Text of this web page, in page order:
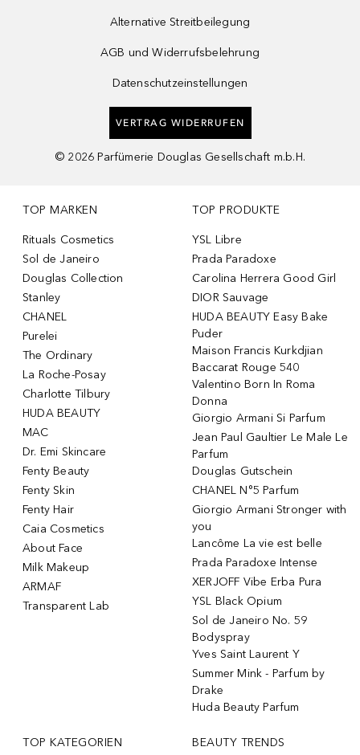
Alternative Streitbeilegung
AGB und Widerrufsbelehrung
Datenschutzeinstellungen
VERTRAG WIDERRUFEN
© 2026 Parfümerie Douglas Gesellschaft m.b.H.
TOP MARKEN
Rituals Cosmetics
Sol de Janeiro
Douglas Collection
Stanley
CHANEL
Purelei
The Ordinary
La Roche-Posay
Charlotte Tilbury
HUDA BEAUTY
MAC
Dr. Emi Skincare
Fenty Beauty
Fenty Skin
Fenty Hair
Caia Cosmetics
About Face
Milk Makeup
ARMAF
Transparent Lab
TOP PRODUKTE
YSL Libre
Prada Paradoxe
Carolina Herrera Good Girl
DIOR Sauvage
HUDA BEAUTY Easy Bake
Puder
Maison Francis Kurkdjian
Baccarat Rouge 540
Valentino Born In Roma
Donna
Giorgio Armani Si Parfum
Jean Paul Gaultier Le Male Le
Parfum
Douglas Gutschein
CHANEL N°5 Parfum
Giorgio Armani Stronger with
you
Lancôme La vie est belle
Prada Paradoxe Intense
XERJOFF Vibe Erba Pura
YSL Black Opium
Sol de Janeiro No. 59
Bodyspray
Yves Saint Laurent Y
Summer Mink - Parfum by
Drake
Huda Beauty Parfum
TOP KATEGORIEN BEAUTY TRENDS